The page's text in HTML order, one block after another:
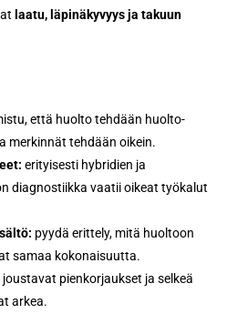
laatu, läpinäkyvyys ja takuun
että huolto tehdään huolto-
merkinnät tehdään oikein.
erityisesti hybridien ja
diagnostiikka vaatii oikeat työkalut
pyydä erittely, mitä huoltoon
samaa kokonaisuutta.
pienkorjaukset ja selkeä
arkea.